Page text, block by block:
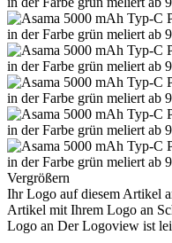
Vergrößern
Ihr Logo auf diesem Artikel
Artikel mit Ihrem Logo an
Logo an Der Logoview ist